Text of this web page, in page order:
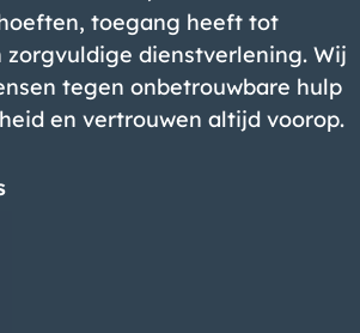
toegang heeft tot
zorgvuldige dienstverlening. Wij
tegen onbetrouwbare hulp
en vertrouwen altijd voorop.